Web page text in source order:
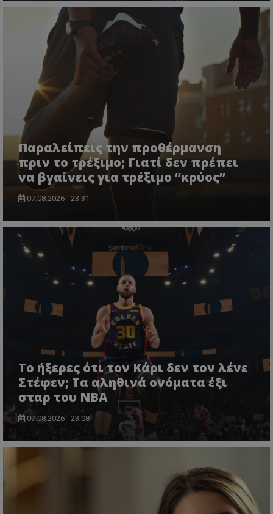
Παραλείπεις την προθέρμανση
πριν το τρέξιμο; Γιατί δεν πρέπει
να βγαίνεις για τρέξιμο “κρύος”
07.08.2026 - 23:31
Το ήξερες ότι τον Κάρι δεν τον λένε
Στέφεν; Τα αληθινά ονόματα έξι
σταρ του NBA
07.08.2026 - 23:08